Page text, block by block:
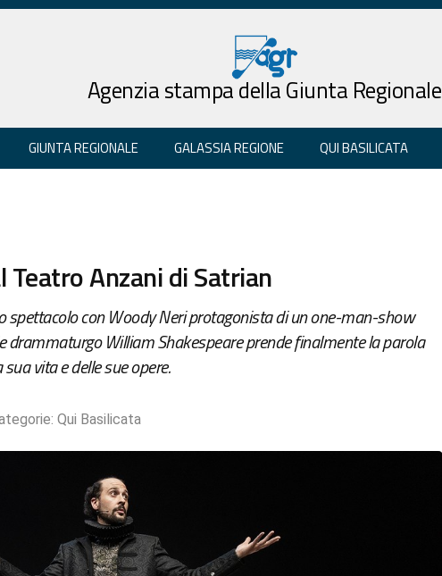
Agenzia stampa della Giunta Regionale
GIUNTA REGIONALE GALASSIA REGIONE QUI BASILICATA
Teatro Anzani di Satrian
spettacolo con Woody Neri protagonista di un one-man-show
drammaturgo William Shakespeare prende finalmente la parola
vita e delle sue opere.
Qui Basilicata